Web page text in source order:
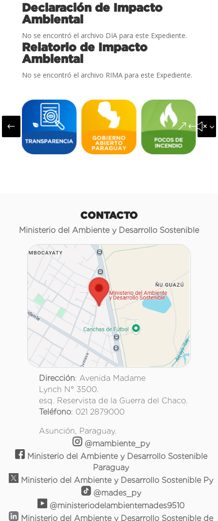
Declaración de Impacto
Ambiental
No se encontró el archivo DIA para este Expediente.
Relatorio de Impacto
Ambiental
No se encontró el archivo RIMA para este Expediente.
#
CONTACTO
Ministerio del Ambiente y Desarrollo Sostenible
Dirección: Avenida Madame
Lynch N° 3500.
esq. Reservista de la Guerra del Chaco.
Teléfono: 021 2879000
Asunción, Paraguay.
@mambiente_py
Ministerio del Ambiente y Desarrollo Sostenible
Paraguay
Ministerio del Ambiente y Desarrollo Sostenible Py
@mades_py
@ministeriodelambientemades9510
Ministerio del Ambiente y Desarrollo Sostenible de